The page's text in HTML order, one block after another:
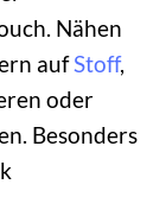
Nähen
aufStoff,
oder
Besonders